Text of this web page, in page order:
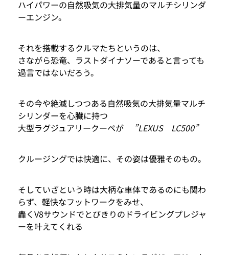
ハイパワーの自然吸気の大排気量のマルチシリンダ
ーエンジン。
それを搭載するクルマたちというのは、
さながら恐竜、ラストダイナソーであると言っても
過言ではないだろう。
その今や絶滅しつつある自然吸気の大排気量マルチ
シリンダーを心臓に持つ
大型ラグジュアリークーペが
”LEXUS LC500”
クルージングでは快適に、その姿は優雅そのもの。
そしていざという時は大柄な車体であるのにも関わ
らず、軽快なフットワークをみせ、
轟くV8サウンドでとびきりのドライビングプレジャ
ーを叶えてくれる